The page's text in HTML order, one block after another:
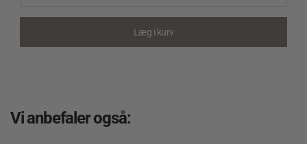
Læg i kurv
Vi anbefaler også: